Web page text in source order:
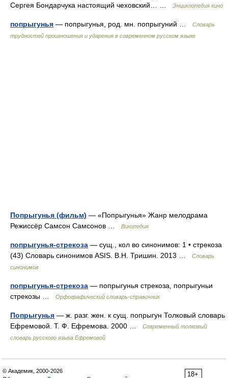
Сергея Бондарчука настоящий чеховский… …
Энциклопедия кино
попрыгунья — попрыгунья, род. мн. попрыгуний …
Словарь
трудностей произношения и ударения в современном русском языке
Попрыгунья (фильм) — «Попрыгунья» Жанр мелодрама
Режиссёр Самсон Самсонов …
Википедия
попрыгунья-стрекоза — сущ., кол во синонимов: 1 • стрекоза
(43) Словарь синонимов ASIS. В.Н. Тришин. 2013 …
Словарь
синонимов
попрыгунья-стрекоза — попрыгунья стрекоза, попрыгуньи
стрекозы …
Орфографический словарь-справочник
Попрыгунья — ж. разг. жен. к сущ. попрыгун Толковый словарь
Ефремовой. Т. Ф. Ефремова. 2000 …
Современный толковый
словарь русского языка Ефремовой
18+
© Академик, 2000-2026